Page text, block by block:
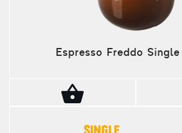
Espresso Freddo